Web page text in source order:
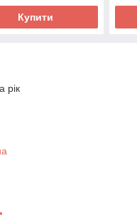
Купити
рік